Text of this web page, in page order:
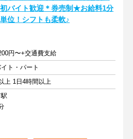
初バイト歓迎＊券売制★お給料1分
単位！シフトも柔軟♪
円〜+交通費支給
ト・パート
上 1日4時間以上